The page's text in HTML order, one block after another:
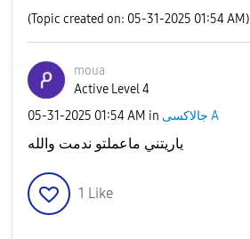
(Topic created on: 05-31-2025 01:54 AM)
moua
Active Level 4
‎05-31-2025 01:54 AM in جالاكسى A
1 Like